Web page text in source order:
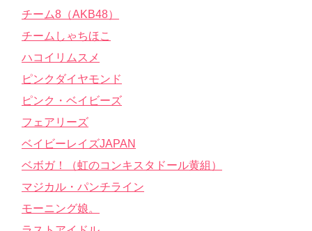
チーム8（AKB48）
チームしゃちほこ
ハコイリムスメ
ピンクダイヤモンド
ピンク・ベイビーズ
フェアリーズ
ベイビーレイズJAPAN
ベボガ！（虹のコンキスタドール黄組）
マジカル・パンチライン
モーニング娘。